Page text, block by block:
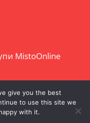
MistoOnline
матеріалу
гіперпосиланням.
give you the best
to use this site we
with it.